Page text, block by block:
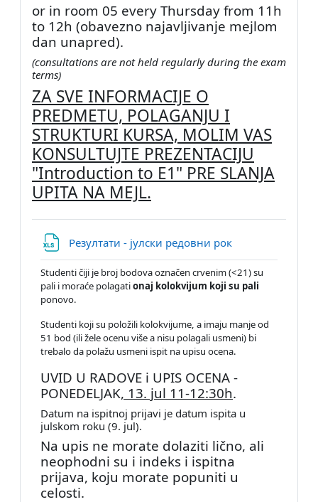
or in room 05 every Thursday from 11h
to 12h (obavezno najavljivanje mejlom
dan unapred).
(consultations are not held regularly during the exam
terms)
ZA SVE INFORMACIJE O
PREDMETU, POLAGANJU I
STRUKTURI KURSA, MOLIM VAS
KONSULTUJTE PREZENTACIJU
"Introduction to E1" PRE SLANJA
UPITA NA MEJL.
Резултати - јулски редовни рок
Studenti čiji je broj bodova označen crvenim (<21) su
pali i moraće polagationaj kolokvijum koji su pali
ponovo.
Studenti koji su položili kolokvijume, a imaju manje od
51 bod (ili žele ocenu više a nisu polagali usmeni) bi
trebalo da polažu usmeni ispit na upisu ocena.
UVID U RADOVE i UPIS OCENA -
PONEDELJAK, 13. jul 11-12:30h.
Datum na ispitnoj prijavi je datum ispita u
julskom roku (9. jul).
Na upis ne morate dolaziti lično, ali
neophodni su i indeks i ispitna
prijava, koju morate popuniti u
celosti.